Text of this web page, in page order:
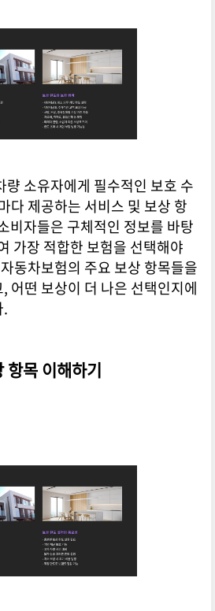
소유자에게 필수적인 보호 수
다 제공하는 서비스 및 보상 항
비자들은 구체적인 정보를 바탕
가장 적합한 보험을 선택해야
동차보험의 주요 보상 항목들을
어떤 보상이 더 나은 선택인지에
.
항목 이해하기